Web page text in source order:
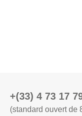
+(33) 4 73 17
(standard ouvert de